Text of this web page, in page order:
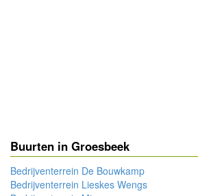
Buurten in Groesbeek
Bedrijventerrein De Bouwkamp
Bedrijventerrein Lieskes Wengs